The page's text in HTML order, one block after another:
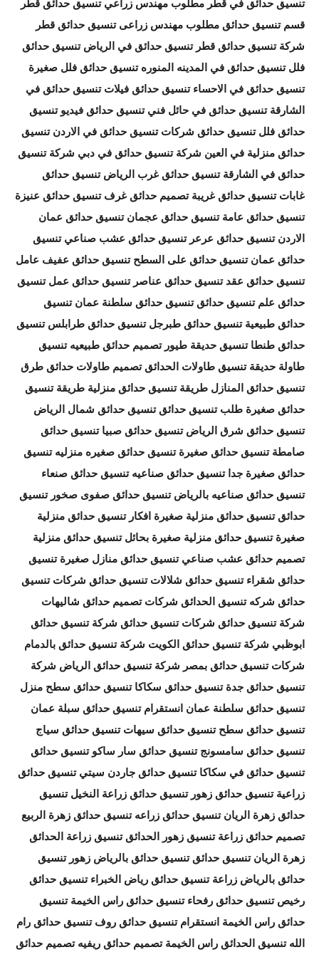
تنسيق حدائق في قطر مطلوب مهندس زراعي تنسيق حدائق قطر
قسم تنسيق حدائق مطلوب مهندس زراعى تنسيق حدائق قطر
شركة تنسيق حدائق قطر تنسيق حدائق في الرياض تنسيق حدائق
فلل تنسيق حدائق في المدينه المنوره تنسيق حدائق فلل صغيرة
تنسيق حدائق في الاحساء تنسيق حدائق فيلات تنسيق حدائق في
الشارقة تنسيق حدائق في حائل فني تنسيق حدائق فيديو تنسيق
حدائق فلل تنسيق حدائق شركات تنسيق حدائق في الاردن تنسيق
حدائق منزلية في العين شركة تنسيق حدائق في دبي شركة تنسيق
حدائق في الشارقة تنسيق حدائق غرب الرياض تنسيق حدائق
غابات تنسيق حدائق غريبة تصميم حدائق غرف تنسيق حدائق عنيزة
تنسيق حدائق عامة تنسيق حدائق عجمان تنسيق حدائق عمان
الاردن تنسيق حدائق عرعر تنسيق حدائق عشب صناعي تنسيق
حدائق عمان تنسيق حدائق على السطح تنسيق حدائق عفيف عامل
تنسيق حدائق عقد تنسيق حدائق عناصر تنسيق حدائق عمل تنسيق
حدائق علم تنسيق حدائق تنسيق حدائق سلطنة عمان تنسيق
حدائق طبيعية تنسيق حدائق طبرجل تنسيق حدائق طرابلس تنسيق
حدائق طنطا تنسيق حديقة طيور تصميم حدائق طبيعيه تنسيق
طاولة حديقة تنسيق طاولات الحدائق تصميم طاولات حدائق طرق
تنسيق حدائق المنازل طريقة تنسيق حدائق منزلية طريقة تنسيق
حدائق صغيرة طلب تنسيق حدائق تنسيق حدائق شمال الرياض
تنسيق حدائق شرق الرياض تنسيق حدائق صبيا تنسيق حدائق
صامطة تنسيق حدائق صغيرة تنسيق حدائق صغيره منزليه تنسيق
حدائق صغيرة جدا تنسيق حدائق صناعيه تنسيق حدائق صنعاء
تنسيق حدائق صناعيه بالرياض تنسيق حدائق صفوى صخور تنسيق
حدائق تنسيق حدائق منزلية صغيرة افكار تنسيق حدائق منزلية
صغيرة تنسيق حدائق منزلية صغيرة بحائل تنسيق حدائق منزلية
تصميم حدائق عشب صناعي تنسيق حدائق منازل صغيرة تنسيق
حدائق شقراء تنسيق حدائق شلالات تنسيق حدائق شركات تنسيق
حدائق شركه تنسيق الحدائق شركات تصميم حدائق شاليهات
شركة تنسيق حدائق شركات تنسيق حدائق شركة تنسيق حدائق
ابوظبي شركة تنسيق حدائق الكويت شركة تنسيق حدائق بالدمام
شركات تنسيق حدائق بمصر شركة تنسيق حدائق الرياض شركة
تنسيق حدائق جدة تنسيق حدائق سكاكا تنسيق حدائق سطح منزل
تنسيق حدائق سلطنة عمان انستقرام تنسيق حدائق سبلة عمان
تنسيق حدائق سطح تنسيق حدائق سيهات تنسيق حدائق سياج
تنسيق حدائق سامسونج تنسيق حدائق سار ساكو تنسيق حدائق
تنسيق حدائق في سكاكا تنسيق حدائق جاردن سيتي تنسيق حدائق
زراعية تنسيق حدائق زهور تنسيق حدائق زراعة النخيل تنسيق
حدائق زهرة الريان تنسيق حدائق زراعه تنسيق حدائق زهرة الربيع
تصميم حدائق زراعة تنسيق زهور الحدائق تنسيق زراعة الحدائق
زهرة الريان تنسيق حدائق تنسيق حدائق بالرياض زهور تنسيق
حدائق بالرياض زراعة تنسيق حدائق رياض الخبراء تنسيق حدائق
رخيص تنسيق حدائق رفحاء تنسيق حدائق راس الخيمة تنسيق
حدائق راس الخيمة انستقرام تنسيق حدائق روف تنسيق حدائق رام
الله تنسيق الحدائق راس الخيمة تصميم حدائق ريفيه تصميم حدائق